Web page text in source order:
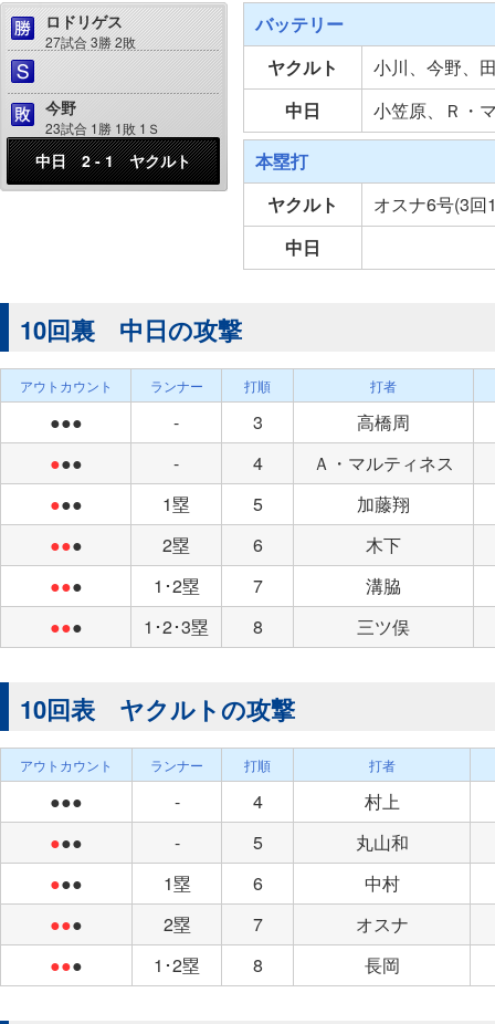
ロドリゲス
27試合 3勝 2敗
今野
23試合 1勝 1敗 1Ｓ
中日 2 - 1 ヤクルト
バッテリー
ヤクルト
小川、今野、
中日
小笠原、Ｒ・
本塁打
ヤクルト
オスナ6号(3回
中日
10回裏 中日の攻撃
アウトカウント ランナー 打順 打者
●●● - 3
高橋周
●●● - 4
Ａ・マルティネス
●●● 1塁 5
加藤翔
●●● 2塁 6
木下
●●● 1･2塁 7
溝脇
●●● 1･2･3塁 8 三ツ俣
10回表 ヤクルトの攻撃
アウトカウント ランナー 打順 打者
●●● - 4
村上
●●● - 5
丸山和
●●● 1塁 6
中村
●●● 2塁 7
オスナ
●●● 1･2塁 8 長岡